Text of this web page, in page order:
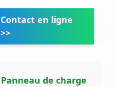
Contact en ligne
>>
Panneau de charge